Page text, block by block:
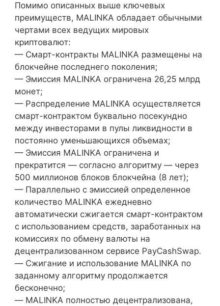
Помимо описанных выше ключевых
преимуществ, MALINKA обладает обычными
чертами всех ведущих мировых
криптовалют:
— Смарт-контракты MALINKA размещены на
блокчейне последнего поколения;
— Эмиссия MALINKA ограничена 26,25 млрд
монет;
— Распределение MALINKA осуществляется
смарт-контрактом буквально посекундно
между инвесторами в пулы ликвидности в
постоянно уменьшающихся объемах;
— Эмиссия MALINKA ограничена и
прекратится — согласно алгоритму — через
500 миллионов блоков блокчейна (8 лет);
— Параллельно с эмиссией определенное
количество MALINKA ежедневно
автоматически сжигается смарт-контрактом
с использованием средств, заработанных на
комиссиях по обмену валюты на
децентрализованном сервисе PayCashSwap.
— Сжигание и использование MALINKA по
заданному алгоритму продолжается
бесконечно;
— MALINKA полностью децентрализована,